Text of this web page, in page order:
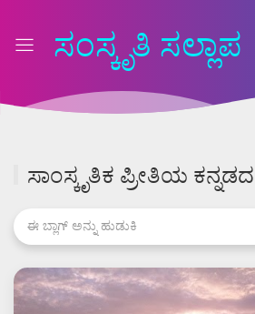
ಸಂಸ್ಕೃತಿ ಸಲ್ಲಾಪ
ಸಾಂಸ್ಕೃತಿಕ ಪ್ರೀತಿಯ